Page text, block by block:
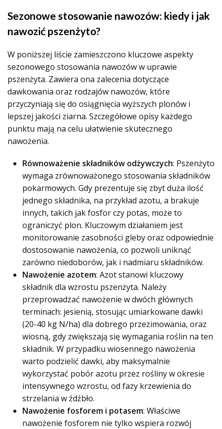
Sezonowe stosowanie nawozów: kiedy i jak
nawozić pszenżyto?
W poniższej liście zamieszczono kluczowe aspekty
sezonowego stosowania nawozów w uprawie
pszenżyta. Zawiera ona zalecenia dotyczące
dawkowania oraz rodzajów nawozów, które
przyczyniają się do osiągnięcia wyższych plonów i
lepszej jakości ziarna. Szczegółowe opisy każdego
punktu mają na celu ułatwienie skutecznego
nawożenia.
Równoważenie składników odżywczych: Pszenżyto
wymaga zrównoważonego stosowania składników
pokarmowych. Gdy prezentuje się zbyt duża ilość
jednego składnika, na przykład azotu, a brakuje
innych, takich jak fosfor czy potas, może to
ograniczyć plon. Kluczowym działaniem jest
monitorowanie zasobności gleby oraz odpowiednie
dostosowanie nawożenia, co pozwoli uniknąć
zarówno niedoborów, jak i nadmiaru składników.
Nawożenie azotem: Azot stanowi kluczowy
składnik dla wzrostu pszenżyta. Należy
przeprowadzać nawożenie w dwóch głównych
terminach: jesienią, stosując umiarkowane dawki
(20-40 kg N/ha) dla dobrego przezimowania, oraz
wiosną, gdy zwiększają się wymagania roślin na ten
składnik. W przypadku wiosennego nawożenia
warto podzielić dawki, aby maksymalnie
wykorzystać pobór azotu przez rośliny w okresie
intensywnego wzrostu, od fazy krzewienia do
strzelania w źdźbło.
Nawożenie fosforem i potasem: Właściwe
nawożenie fosforem nie tylko wspiera rozwój